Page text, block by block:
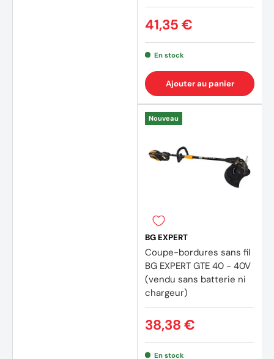
41,35 €
En stock
Ajouter au panier
Nouveau
BG EXPERT
Coupe-bordures sans fil
BG EXPERT GTE 40 - 40V
(vendu sans batterie ni
chargeur)
38,38 €
En stock